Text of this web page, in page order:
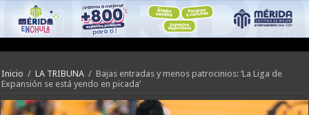
Inicio / LA TRIBUNA / Bajas entradas y menos patrocinios: ‘La Liga de
Expansión se está yendo en picada’